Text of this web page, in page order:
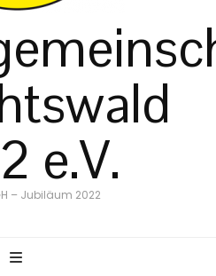
e.V.
– Jubiläum 2022